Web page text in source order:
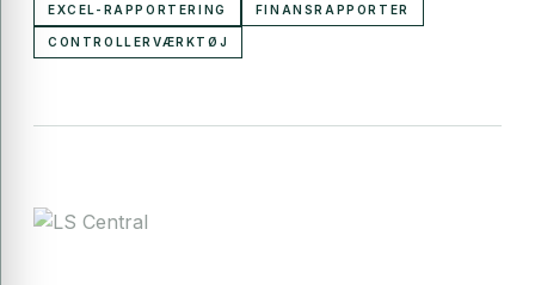
EXCEL-RAPPORTERING FINANSRAPPORTER
CONTROLLERVÆRKTØJ